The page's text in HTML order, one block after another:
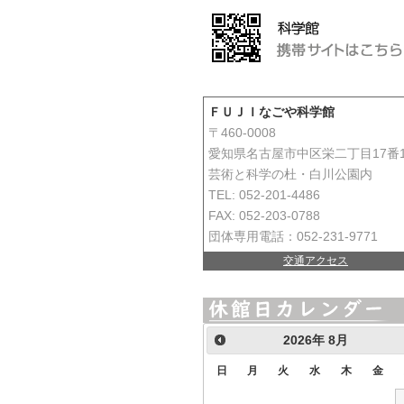
ＦＵＪＩなごや科学館
〒460-0008
愛知県名古屋市中区栄二丁目17番
芸術と科学の杜・白川公園内
TEL: 052-201-4486
FAX: 052-203-0788
団体専用電話：052-231-9771
交通アクセス
2026年8月
日 月 火 水 木 金